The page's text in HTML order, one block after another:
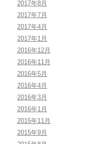
2017年8月
2017年7月
2017年4月
2017年1月
2016年12月
2016年11月
2016年5月
2016年4月
2016年3月
2016年1月
2015年11月
2015年9月